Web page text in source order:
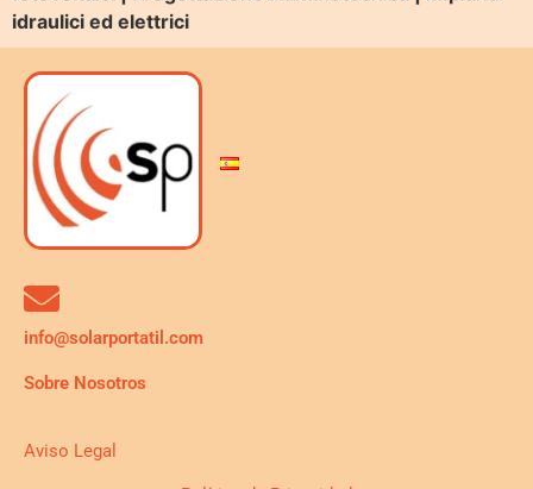
idraulici ed elettrici
info@solarportatil.com
Sobre Nosotros
Aviso Legal